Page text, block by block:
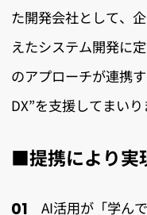
た開発会社として、
えたシステム開発に
のアプローチが連携
DX”を支援してまいり
■提携により実
AI活用が「学ん